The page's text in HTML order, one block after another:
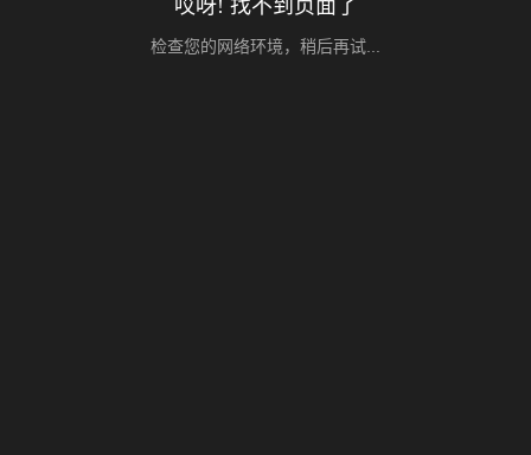
哎呀! 找不到页面了
检查您的网络环境，稍后再试...